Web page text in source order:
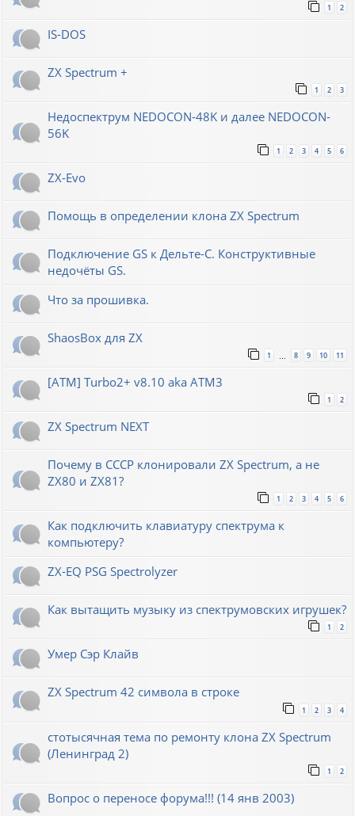
1 2
IS-DOS
ZX Spectrum +
1 2 3
Недоспектрум NEDOCON-48K и далее NEDOCON-
56K
1 2 3 4 5 6
ZX-Evo
Помощь в определении клона ZX Spectrum
Подключение GS к Дельте-С. Конструктивные
недочёты GS.
Что за прошивка.
ShaosBox для ZX
1 … 8 9 10 11
[ATM] Turbo2+ v8.10 aka ATM3
1 2
ZX Spectrum NEXT
Почему в СССР клонировали ZX Spectrum, а не
ZX80 и ZX81?
1 2 3 4 5 6
Как подключить клавиатуру спектрума к
компьютеру?
ZX-EQ PSG Spectrolyzer
Как вытащить музыку из спектрумовских игрушек?
1 2
Умер Сэр Клайв
ZX Spectrum 42 символа в строке
1 2 3 4
стотысячная тема по ремонту клона ZX Spectrum
(Ленинград 2)
1 2
Вопрос о переносе форума!!! (14 янв 2003)